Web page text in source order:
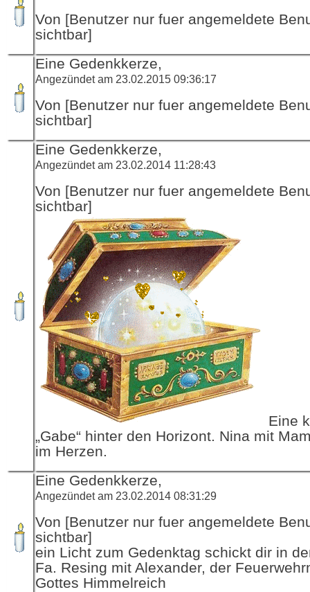
Von [Benutzer nur fuer angemeldete
sichtbar]
Eine Gedenkkerze,
Angezündet am 23.02.2015 09:36:17
Von [Benutzer nur fuer angemeldete
sichtbar]
Eine Gedenkkerze,
Angezündet am 23.02.2014 11:28:43
Von [Benutzer nur fuer angemeldete
sichtbar]
Eine
„Gabe“ hinter den Horizont. Nina mit
im Herzen.
Eine Gedenkkerze,
Angezündet am 23.02.2014 08:31:29
Von [Benutzer nur fuer angemeldete
sichtbar]
ein Licht zum Gedenktag schickt dir in
Fa. Resing mit Alexander, der
Gottes Himmelreich